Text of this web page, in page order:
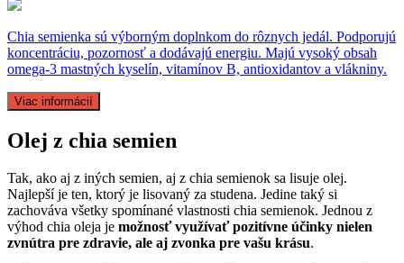
Chia semienka sú výborným doplnkom do rôznych jedál. Podporujú
koncentráciu, pozornosť a dodávajú energiu. Majú vysoký obsah
omega-3 mastných kyselín, vitamínov B, antioxidantov a vlákniny.
Viac informácií
Olej z chia semien
Tak, ako aj z iných semien, aj z chia semienok sa lisuje olej.
Najlepší je ten, ktorý je lisovaný za studena. Jedine taký si
zachováva všetky spomínané vlastnosti chia semienok. Jednou z
výhod chia oleja je možnosť využívať pozitívne účinky nielen
zvnútra pre zdravie, ale aj zvonka pre vašu krásu.